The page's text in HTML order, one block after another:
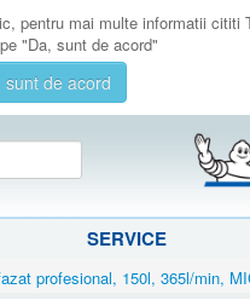
mai multe informatii
"Da, sunt de acord"
sunt de acord
SERVICE
profesional, 150l, 365l/min,